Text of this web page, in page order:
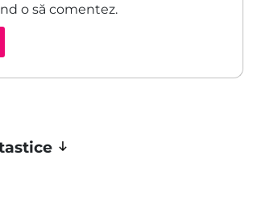
o să comentez.